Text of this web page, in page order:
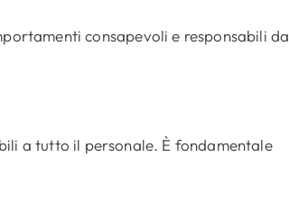
consapevoli e responsabili da
a tutto il personale. È fondamentale